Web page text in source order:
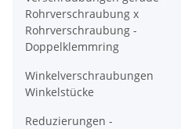
Rohrverschraubung x
Rohrverschraubung -
Doppelklemmring
Winkelverschraubungen
Winkelstücke
Reduzierungen -